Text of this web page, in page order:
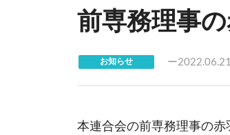
前専務理事
お知らせ 2022.06.21
本連合会の前専務理事の